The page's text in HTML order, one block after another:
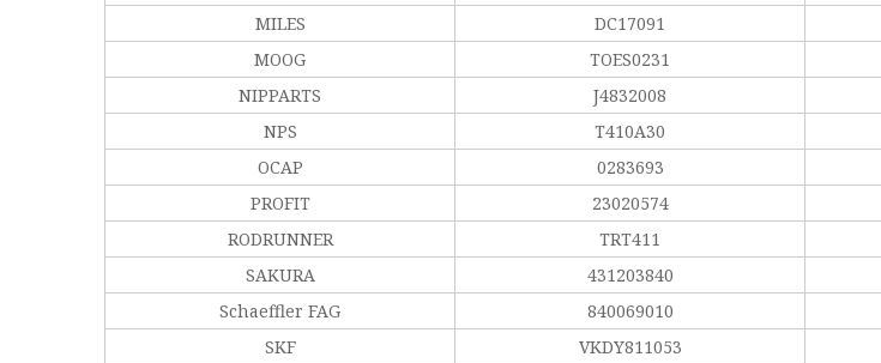
MILES
DC17091
MOOG
TOES0231
NIPPARTS
J4832008
NPS
T410A30
OCAP
0283693
PROFIT
23020574
RODRUNNER
TRT411
SAKURA
431203840
Schaeffler FAG
840069010
SKF
VKDY811053